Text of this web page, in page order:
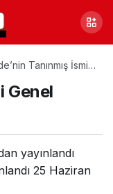
Tanınmış İsmi
Genel
yayınlandı
25 Haziran
Paylaş